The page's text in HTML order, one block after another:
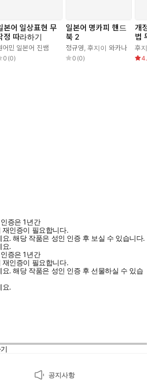
습니다.
를 이해해요
니다
학습자
은 학습자
습자
본어 일상표현 무
정 따라하기
어민 일본어 진쌤
0 (0)
일본어 명카피 핸드
북 2
정규영,후지이 와카나
0 (0)
개
법
후
증은 1년간
인증이 필요합니다.
요.해당 작품은 성인 인증 후 보실 수 있습니다.
요.
증은 1년간
인증이 필요합니다.
요.해당 작품은 성인 인증 후 선물하실 수 있습
요.
공지사항